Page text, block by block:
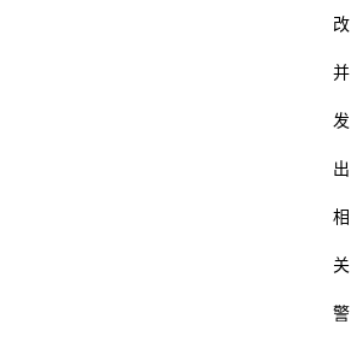
改
并
发
出
相
关
警